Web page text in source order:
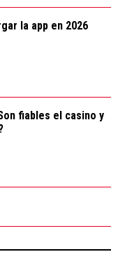
la app en 2026
fiables el casino y